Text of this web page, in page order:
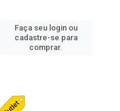
Faça seu login ou
cadastre-se para
comprar.